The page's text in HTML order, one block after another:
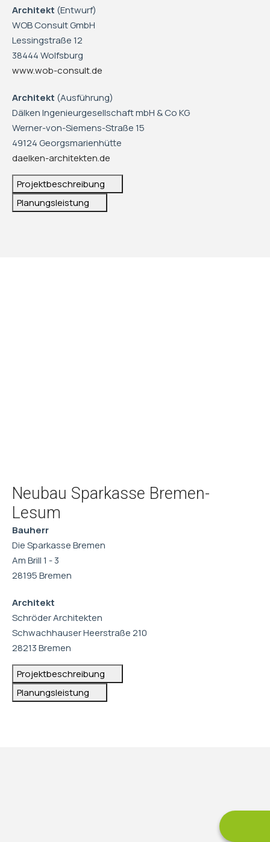
Architekt (Entwurf)
WOB Consult GmbH
Lessingstraße 12
38444 Wolfsburg
www.wob-consult.de
Architekt (Ausführung)
Dälken Ingenieurgesellschaft mbH & Co KG
Werner-von-Siemens-Straße 15
49124 Georgsmarienhütte
daelken-architekten.de
Projektbeschreibung
Planungsleistung
Neubau Sparkasse Bremen-
Lesum
Bauherr
Die Sparkasse Bremen
Am Brill 1 - 3
28195 Bremen
Architekt
Schröder Architekten
Schwachhauser Heerstraße 210
28213 Bremen
Projektbeschreibung
Planungsleistung